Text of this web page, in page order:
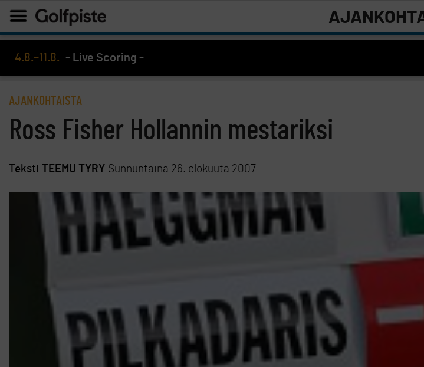
4.8.–11.8. - Live Scoring -
AJANKOHTAISTA
Ross Fisher Hollannin mestariksi
Teksti TEEMU TYRY Sunnuntaina 26. elokuuta 2007